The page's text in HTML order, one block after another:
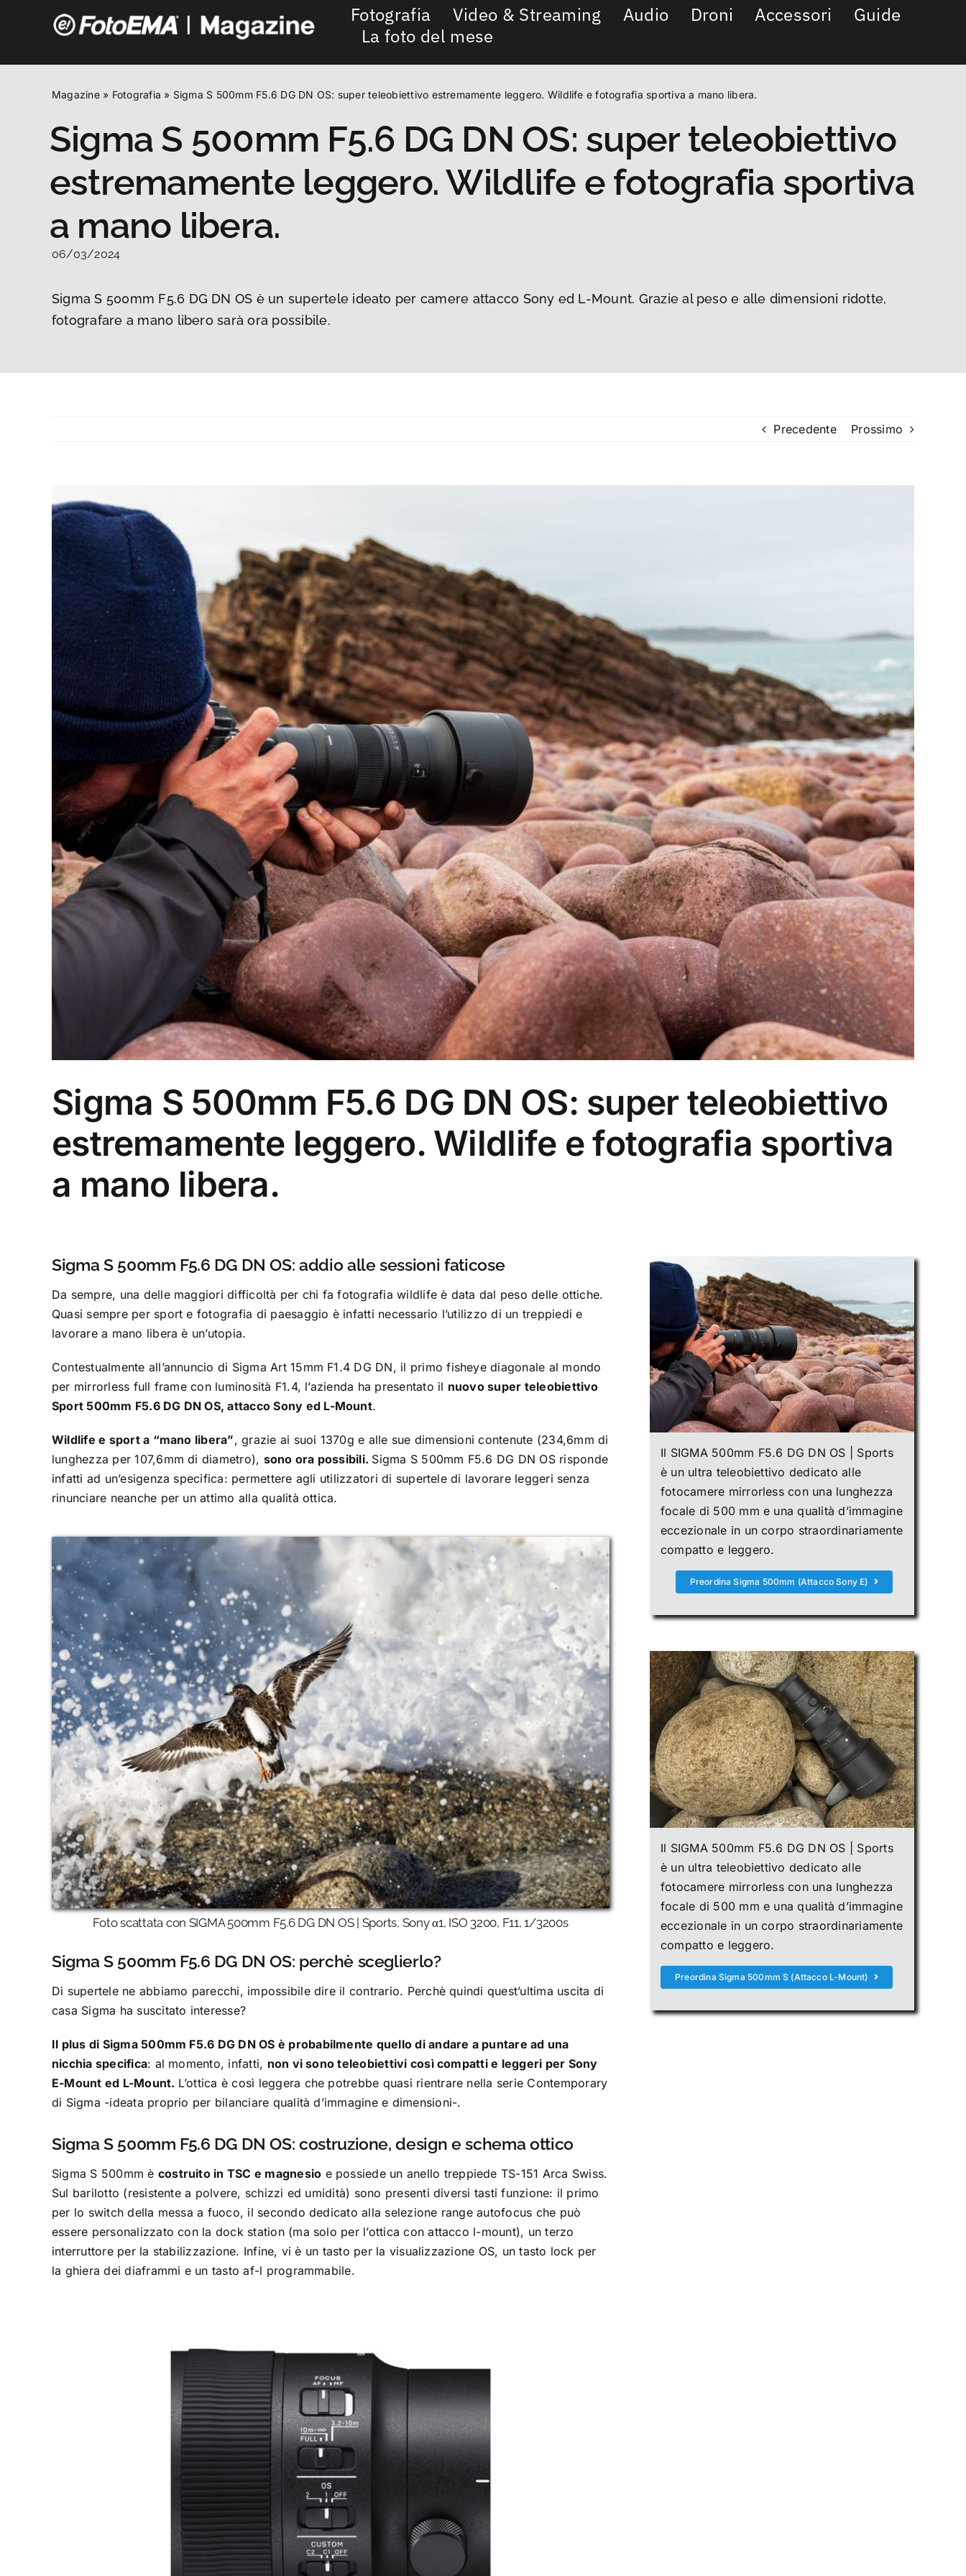
Fotografia Video & Streaming Audio Droni Accessori
Guide
La foto del mese
Magazine» Fotografia » Sigma S 500mm F5.6 DG DN OS: super teleobiettivo estremamente leggero. Wildlife e fotografia sportiva a mano libera.
Sigma S 500mm F5.6 DG DN OS: super teleobiettivo
estremamente leggero. Wildlife e fotografia sportiva
a mano libera.
06/03/2024
Sigma S 500mm F5.6 DG DN OS è un supertele ideato per camere attacco Sony ed L-Mount. Grazie al peso e alle dimensioni ridotte,
fotografare a mano libero sarà ora possibile.
Precedente Prossimo
immagine
Sigma S 500mm F5.6 DG DN OS: super teleobiettivo
estremamente leggero. Wildlife e fotografia sportiva
a mano libera.
Sigma S 500mm F5.6 DG DN OS: addio alle sessioni faticose
Da sempre, una delle maggiori difficoltà per chi fa fotografia wildlife è data dal peso delle ottiche.
Quasi sempre per sport e fotografia di paesaggio è infatti necessario l’utilizzo di un treppiedi e
lavorare a mano libera è un’utopia.
Contestualmente all’annuncio di Sigma Art 15mm F1.4 DG DN, il primo fisheye diagonale al mondo
per mirrorless full frame con luminosità F1.4, l’azienda ha presentato il nuovo super teleobiettivo
Sport 500mm F5.6 DG DN OS, attacco Sony ed L-Mount.
Wildlife e sport a “mano libera”, grazie ai suoi 1370g e alle sue dimensioni contenute (234,6mm di
lunghezza per 107,6mm di diametro), sono ora possibili. Sigma S 500mm F5.6 DG DN OS risponde
infatti ad un’esigenza specifica: permettere agli utilizzatori di supertele di lavorare leggeri senza
rinunciare neanche per un attimo alla qualità ottica.
Foto scattata con SIGMA 500mm F5.6 DG DN OS | Sports, Sony α1, ISO 3200, F11, 1/3200s
Sigma S 500mm F5.6 DG DN OS: perchè sceglierlo?
Di supertele ne abbiamo parecchi, impossibile dire il contrario. Perchè quindi quest’ultima uscita di
casa Sigma ha suscitato interesse?
Il plus di Sigma 500mm F5.6 DG DN OS è probabilmente quello di andare a puntare ad una
nicchia specifica: al momento, infatti, non vi sono teleobiettivi così compatti e leggeri per Sony
E-Mount ed L-Mount. L’ottica è così leggera che potrebbe quasi rientrare nella serie Contemporary
di Sigma -ideata proprio per bilanciare qualità d’immagine e dimensioni-.
Sigma S 500mm F5.6 DG DN OS: costruzione, design e schema ottico
Sigma S 500mm è costruito in TSC e magnesio e possiede un anello treppiede TS-151 Arca Swiss.
Sul barilotto (resistente a polvere, schizzi ed umidità) sono presenti diversi tasti funzione: il primo
per lo switch della messa a fuoco, il secondo dedicato alla selezione range autofocus che può
essere personalizzato con la dock station (ma solo per l’ottica con attacco l-mount), un terzo
interruttore per la stabilizzazione. Infine, vi è un tasto per la visualizzazione OS, un tasto lock per
la ghiera dei diaframmi e un tasto af-l programmabile.
Il SIGMA 500mm F5.6 DG DN OS | Sports
è un ultra teleobiettivo dedicato alle
fotocamere mirrorless con una lunghezza
focale di 500 mm e una qualità d’immagine
eccezionale in un corpo straordinariamente
compatto e leggero.
Preordina Sigma 500mm (Attacco Sony E)
Il SIGMA 500mm F5.6 DG DN OS | Sports
è un ultra teleobiettivo dedicato alle
fotocamere mirrorless con una lunghezza
focale di 500 mm e una qualità d’immagine
eccezionale in un corpo straordinariamente
compatto e leggero.
Preordina Sigma 500mm S (Attacco L-Mount)